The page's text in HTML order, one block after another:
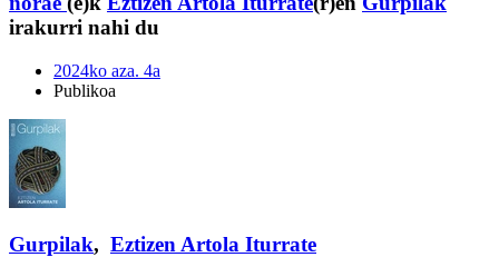
irakurri nahi du
2024ko aza. 4a
Publikoa
Gurpilak, Eztizen Artola Iturrate